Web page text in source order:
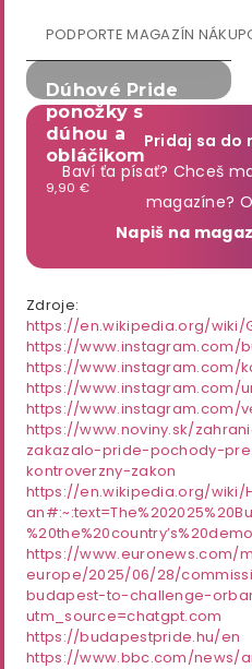
PODPORTE MAGAZÍN
Dúhové Pride
ponožky s
dúhou a
obláčikom
9,90 €
Pridaj sa do
Baví ťa písať? Chceš
magazíne?
Napiš na
Zdroje:
https://en.wikipedia.org/wiki/
https://www.instagram.com/
https://www.instagram.com/
https://www.instagram.com/
https://www.instagram.com/
https://www.noviny.sk/
zakazalo-pride-pochody-
kontroverzny-zakon
https://en.wikipedia.org/wiki/
https://www.euronews.com/
europe/2025/06/28/
budapest-to-challenge-
utm_source=chatgpt.com
https://budapestpride.hu/en
https://www.bbc.com/news/